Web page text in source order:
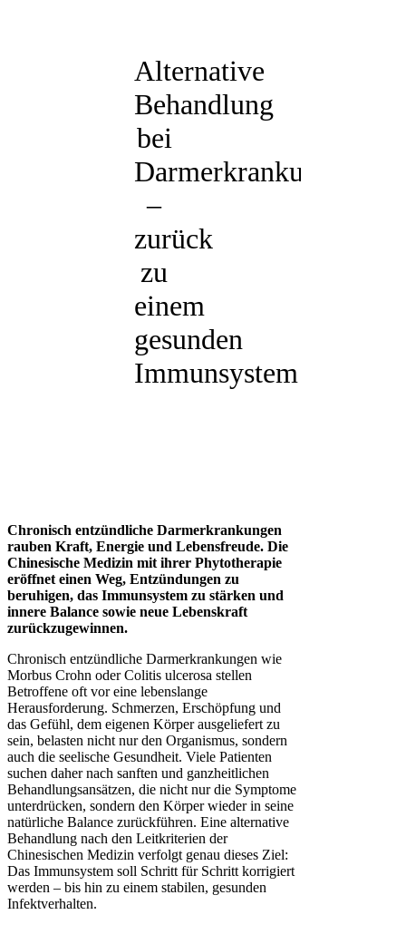
Alternative
Behandlung
bei
Darmerkrankungen
–
zurück
zu
einem
gesunden
Immunsystem
Chronisch entzündliche Darmerkrankungen
rauben Kraft, Energie und Lebensfreude. Die
Chinesische Medizin mit ihrer Phytotherapie
eröffnet einen Weg, Entzündungen zu
beruhigen, das Immunsystem zu stärken und
innere Balance sowie neue Lebenskraft
zurückzugewinnen.
Chronisch entzündliche Darmerkrankungen wie
Morbus Crohn oder Colitis ulcerosa stellen
Betroffene oft vor eine lebenslange
Herausforderung. Schmerzen, Erschöpfung und
das Gefühl, dem eigenen Körper ausgeliefert zu
sein, belasten nicht nur den Organismus, sondern
auch die seelische Gesundheit. Viele Patienten
suchen daher nach sanften und ganzheitlichen
Behandlungsansätzen, die nicht nur die Symptome
unterdrücken, sondern den Körper wieder in seine
natürliche Balance zurückführen. Eine alternative
Behandlung nach den Leitkriterien der
Chinesischen Medizin verfolgt genau dieses Ziel:
Das Immunsystem soll Schritt für Schritt korrigiert
werden – bis hin zu einem stabilen, gesunden
Infektverhalten.